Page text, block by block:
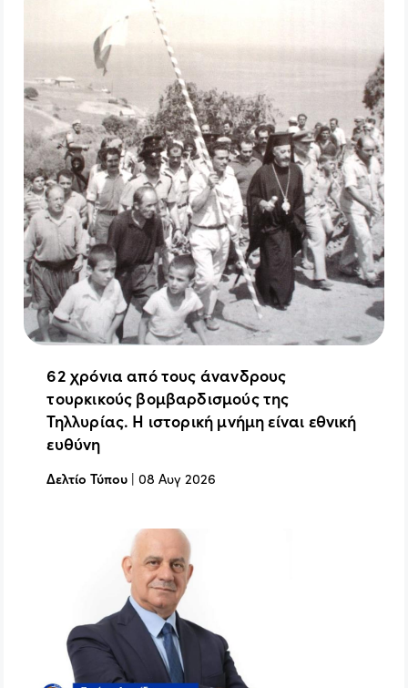
62 χρόνια από τους άνανδρους
τουρκικούς βομβαρδισμούς της
Τηλλυρίας. Η ιστορική μνήμη είναι εθνική
ευθύνη
Δελτίο Τύπου |08 Αυγ 2026